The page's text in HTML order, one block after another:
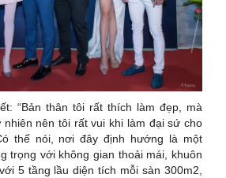
“Bản thân tôi rất thích làm đẹp, mà
nhiên nên tôi rất vui khi làm đại sứ cho
thế nói, nơi đây định hướng là một
trọng với không gian thoải mái, khuôn
5 tầng lầu diện tích mỗi sàn 300m2,